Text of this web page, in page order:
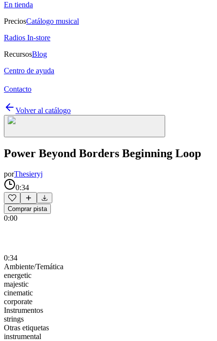
En tienda
PreciosCatálogo musical
Radios In-store
RecursosBlog
Centro de ayuda
Contacto
Volver al catálogo
Power Beyond Borders Beginning Loop
porThesieryj
0:34
Comprar pista
0:00
0:34
Ambiente/Temática
energetic
majestic
cinematic
corporate
Instrumentos
strings
Otras etiquetas
instrumental